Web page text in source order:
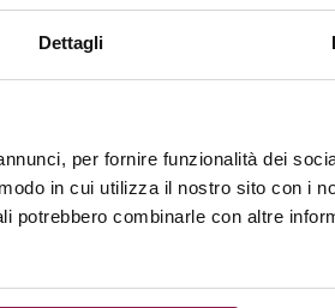
Dettagli
per fornire funzionalità dei
in cui utilizza il nostro sito con i
potrebbero combinarle con altre